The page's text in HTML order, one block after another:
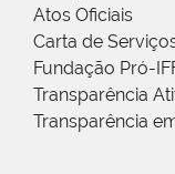
Atos Oficiais
Carta de
Fundação Pró-
Transparência
Transparência